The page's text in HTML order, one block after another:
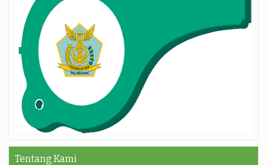
Tentang Kami